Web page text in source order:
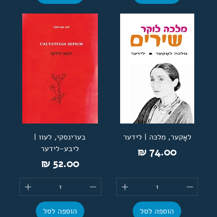
לאָקער, מלכּה | לידער
מחיר‏74.00 ‏₪
הוספה לסל
בערינסקי, לעוו |
ליבע-לידער
מחיר‏52.00 ‏₪
הוספה לסל